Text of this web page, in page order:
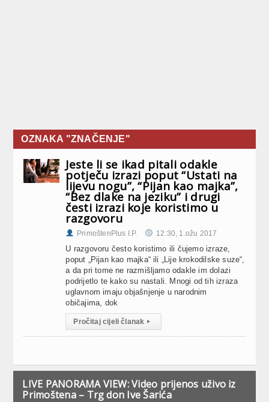
OZNAKA "ZNAČENJE"
Jeste li se ikad pitali odakle
potječu izrazi poput “Ustati na
lijevu nogu”, “Pijan kao majka”,
“Bez dlake na jeziku” i drugi
česti izrazi koje koristimo u
razgovoru
PrimoštenPlus I.P. 12:30, 1.ožu 2017
U razgovoru često koristimo ili čujemo izraze,
poput „Pijan kao majka“ ili „Lije krokodilske suze“,
a da pri tome ne razmišljamo odakle im dolazi
podrijetlo te kako su nastali. Mnogi od tih izraza
uglavnom imaju objašnjenje u narodnim
običajima, dok
Pročitaj cijeli članak ▸
LIVE PANORAMA VIEW: Video prijenos uživo iz
Primoštena – Trg don Ive Šarića